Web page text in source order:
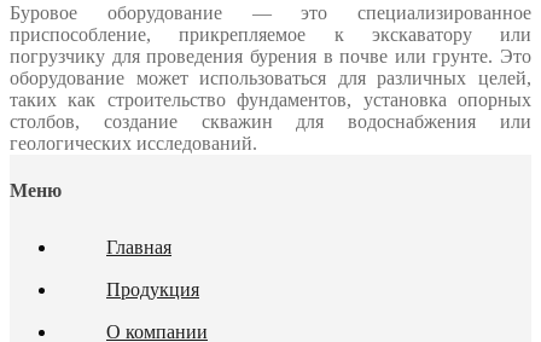
Буровое оборудование — это специализированное
приспособление, прикрепляемое к экскаватору или
погрузчику для проведения бурения в почве или грунте. Это
оборудование может использоваться для различных целей,
таких как строительство фундаментов, установка опорных
столбов, создание скважин для водоснабжения или
геологических исследований.
Меню
Главная
Продукция
О компании